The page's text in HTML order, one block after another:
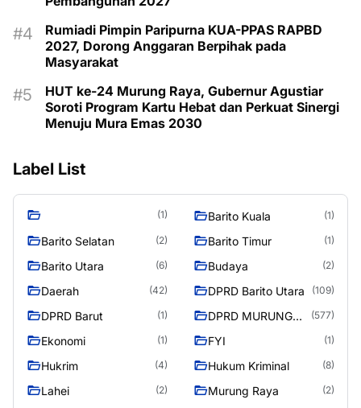
Rumiadi Pimpin Paripurna KUA-PPAS RAPBD
2027, Dorong Anggaran Berpihak pada
Masyarakat
HUT ke-24 Murung Raya, Gubernur Agustiar
Soroti Program Kartu Hebat dan Perkuat Sinergi
Menuju Mura Emas 2030
Label List
(1) Barito Kuala (1)
Barito Selatan (2) Barito Timur (1)
Barito Utara (6) Budaya (2)
Daerah (42) DPRD Barito Utara (109)
DPRD Barut (1)
DPRD MURUNG
(577)
Ekonomi (1) FYI (1)
Hukrim (4) Hukum Kriminal (8)
Lahei (2) Murung Raya (2)